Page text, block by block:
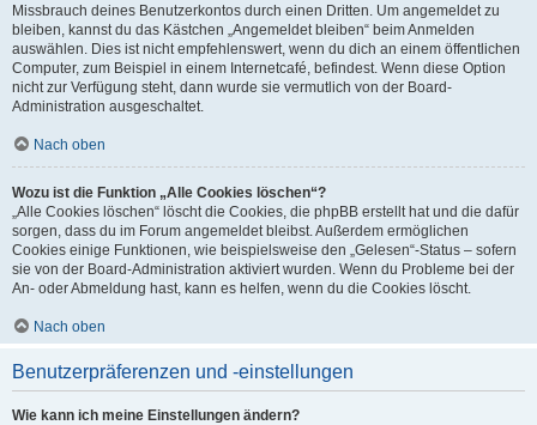
Missbrauch deines Benutzerkontos durch einen Dritten. Um angemeldet zu
bleiben, kannst du das Kästchen „Angemeldet bleiben“ beim Anmelden
auswählen. Dies ist nicht empfehlenswert, wenn du dich an einem öffentlichen
Computer, zum Beispiel in einem Internetcafé, befindest. Wenn diese Option
nicht zur Verfügung steht, dann wurde sie vermutlich von der Board-
Administration ausgeschaltet.
Nach oben
Wozu ist die Funktion „Alle Cookies löschen“?
„Alle Cookies löschen“ löscht die Cookies, die phpBB erstellt hat und die dafür
sorgen, dass du im Forum angemeldet bleibst. Außerdem ermöglichen
Cookies einige Funktionen, wie beispielsweise den „Gelesen“-Status – sofern
sie von der Board-Administration aktiviert wurden. Wenn du Probleme bei der
An- oder Abmeldung hast, kann es helfen, wenn du die Cookies löscht.
Nach oben
Benutzerpräferenzen und -einstellungen
Wie kann ich meine Einstellungen ändern?